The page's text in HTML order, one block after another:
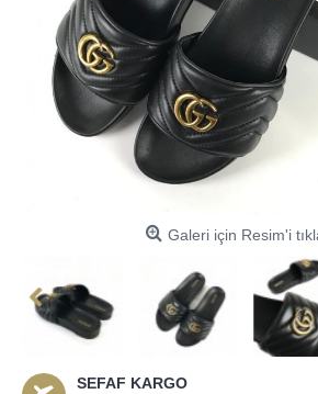
Galeri için Resim'i
SEFAF KARGO